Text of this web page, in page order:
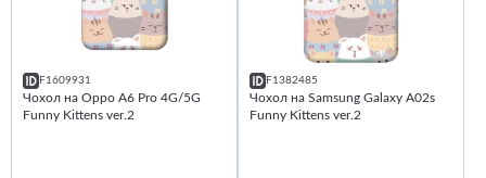
F1609931
Чохол на Oppo A6 Pro 4G/5G
Funny Kittens ver.2
F1382485
Чохол на Samsung Galaxy A02s
Funny Kittens ver.2